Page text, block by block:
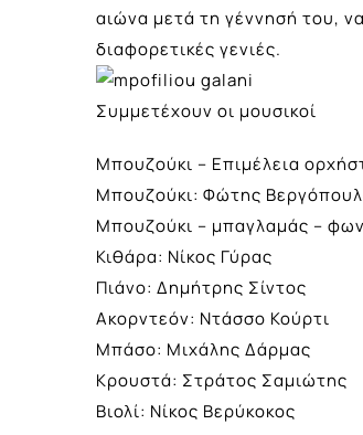
αιώνα μετά τη γέννησή του,
διαφορετικές γενιές.
Συμμετέχουν οι μουσικοί
Μπουζούκι – Επιμέλεια
Μπουζούκι: Φώτης
Μπουζούκι – μπαγλαμάς –
Κιθάρα: Νίκος Γύρας
Πιάνο: Δημήτρης Σίντος
Ακορντεόν: Ντάσσο Κούρτι
Μπάσο: Μιχάλης Δάρμας
Κρουστά: Στράτος Σαμιώτης
Βιολί: Νίκος Βερύκοκος